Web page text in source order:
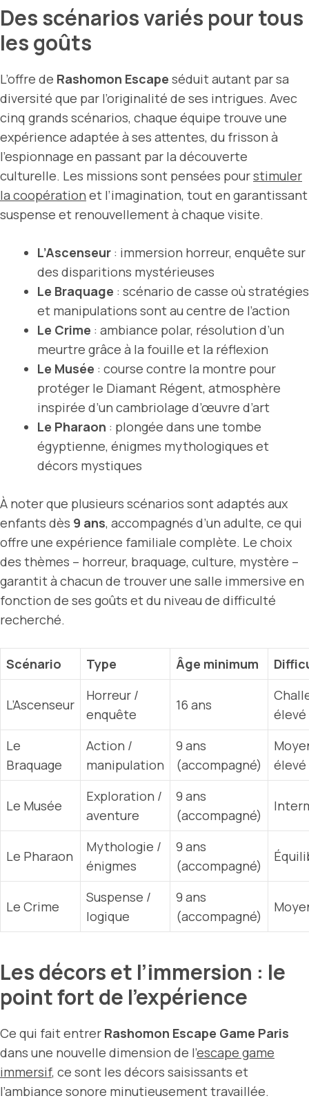
Des scénarios variés pour tous
les goûts
L’offre de Rashomon Escape séduit autant par sa
diversité que par l’originalité de ses intrigues. Avec
cinq grands scénarios, chaque équipe trouve une
expérience adaptée à ses attentes, du frisson à
l’espionnage en passant par la découverte
culturelle. Les missions sont pensées pourstimuler
la coopération et l’imagination, tout en garantissant
suspense et renouvellement à chaque visite.
L’Ascenseur : immersion horreur, enquête sur
des disparitions mystérieuses
Le Braquage : scénario de casse où stratégies
et manipulations sont au centre de l’action
Le Crime : ambiance polar, résolution d’un
meurtre grâce à la fouille et la réflexion
Le Musée : course contre la montre pour
protéger le Diamant Régent, atmosphère
inspirée d’un cambriolage d’œuvre d’art
Le Pharaon : plongée dans une tombe
égyptienne, énigmes mythologiques et
décors mystiques
À noter que plusieurs scénarios sont adaptés aux
enfants dès 9 ans, accompagnés d’un adulte, ce qui
offre une expérience familiale complète. Le choix
des thèmes – horreur, braquage, culture, mystère –
garantit à chacun de trouver une salle immersive en
fonction de ses goûts et du niveau de difficulté
recherché.
Scénario Type Âge minimum
L’Ascenseur
Horreur /
enquête
16 ans
élevé
Le
Braquage
Action /
manipulation
9 ans
(accompagné)
élevé
Le Musée
Exploration /
aventure
9 ans
(accompagné)
Le Pharaon
Mythologie /
énigmes
9 ans
(accompagné)
Le Crime
Suspense /
logique
9 ans
(accompagné)
Les décors et l’immersion : le
point fort de l’expérience
Ce qui fait entrer Rashomon Escape Game Paris
dans une nouvelle dimension de l’escape game
immersif, ce sont les décors saisissants et
l’ambiance sonore minutieusement travaillée.